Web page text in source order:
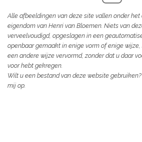
Alle afbeeldingen van deze site vallen onder
eigendom van Henri van Bloemen. Niets van
verveelvoudigd, opgeslagen in een
openbaar gemaakt in enige vorm of enige
een andere wijze vervormd, zonder dat u daar
voor hebt gekregen.
Wilt u een bestand van deze website
mij op.